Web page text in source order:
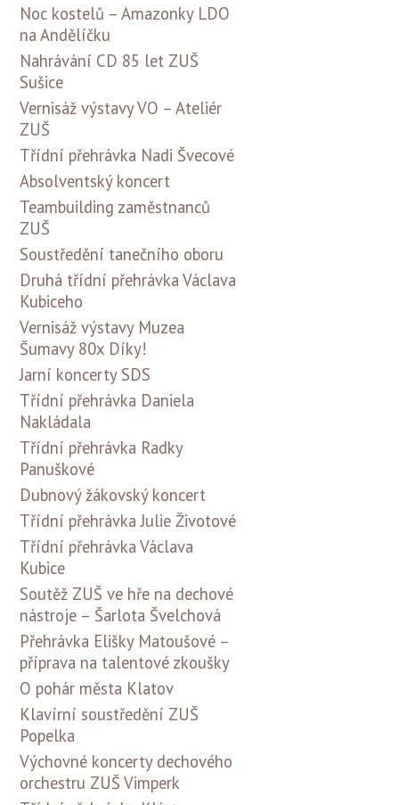
Noc kostelů – Amazonky LDO
na Andělíčku
Nahrávání CD 85 let ZUŠ
Sušice
Vernisáž výstavy VO – Ateliér
ZUŠ
Třídní přehrávka Nadi Švecové
Absolventský koncert
Teambuilding zaměstnanců
ZUŠ
Soustředění tanečního oboru
Druhá třídní přehrávka Václava
Kubiceho
Vernisáž výstavy Muzea
Šumavy 80x Díky!
Jarní koncerty SDS
Třídní přehrávka Daniela
Nakládala
Třídní přehrávka Radky
Panuškové
Dubnový žákovský koncert
Třídní přehrávka Julie Životové
Třídní přehrávka Václava
Kubice
Soutěž ZUŠ ve hře na dechové
nástroje – Šarlota Švelchová
Přehrávka Elišky Matoušové –
příprava na talentové zkoušky
O pohár města Klatov
Klavírní soustředění ZUŠ
Popelka
Výchovné koncerty dechového
orchestru ZUŠ Vimperk